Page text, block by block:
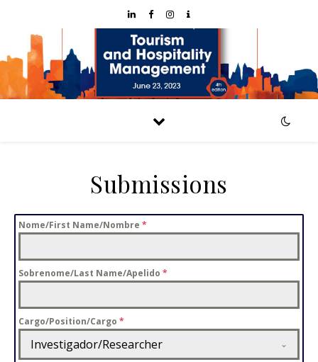
Submissions
Nome/First Name/Nombre *
Sobrenome/Last Name/Apelido *
Cargo/Position/Cargo *
Investigador/Researcher